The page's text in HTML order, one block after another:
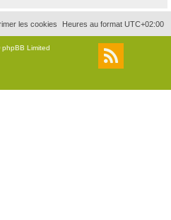
Heures au format UTC+02:00
les cookies
Limited